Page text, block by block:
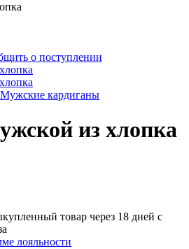
о поступлении
Мужские кардиганы
из хлопка
товар через 18 дней с
лояльности